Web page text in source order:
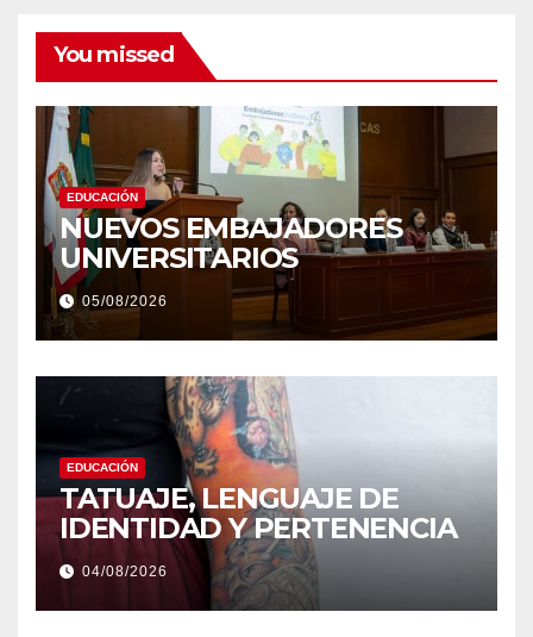
You missed
EDUCACIÓN
NUEVOS EMBAJADORES
UNIVERSITARIOS
05/08/2026
EDUCACIÓN
TATUAJE, LENGUAJE DE
IDENTIDAD Y PERTENENCIA
04/08/2026